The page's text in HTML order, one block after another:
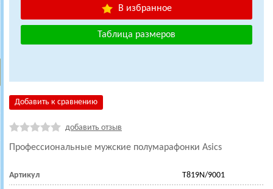
В избранное
Таблица размеров
Добавить к сравнению
добавить отзыв
Профессиональные мужские полумарафонки Asics
Артикул T819N/9001